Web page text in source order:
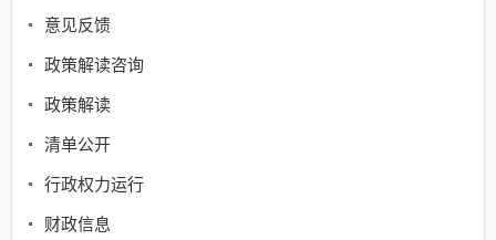
意见反馈
政策解读咨询
政策解读
清单公开
行政权力运行
财政信息